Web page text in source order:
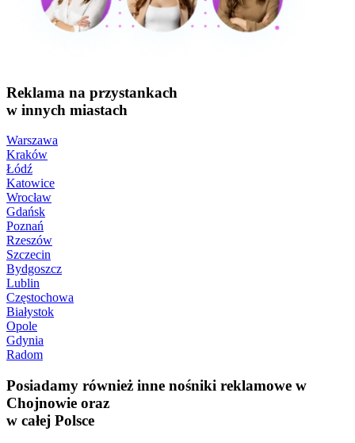
Reklama na przystankach
w innych miastach
Warszawa
Kraków
Łódź
Katowice
Wrocław
Gdańsk
Poznań
Rzeszów
Szczecin
Bydgoszcz
Lublin
Częstochowa
Białystok
Opole
Gdynia
Radom
Posiadamy również inne nośniki reklamowe w
Chojnowie oraz
w całej Polsce